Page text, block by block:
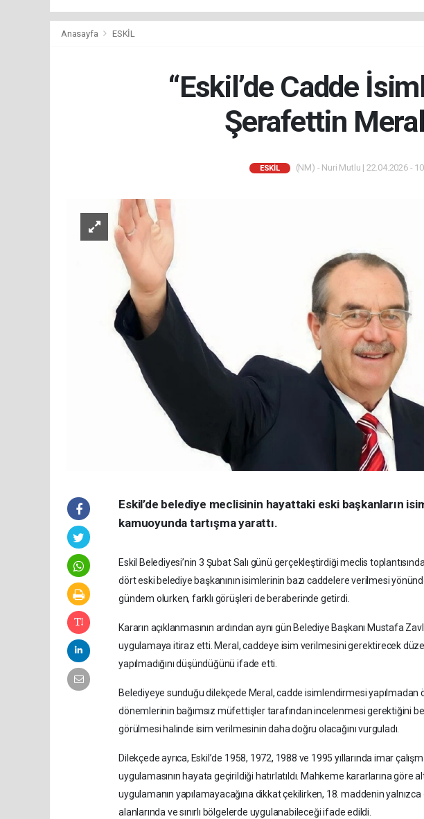
Anasayfa ESKİL
“Eskil’de Cadde
Şerafettin
ESKİL (NM) - Nuri Mutlu | 22.04.2026 -
Eskil’de belediye meclisinin hayattaki eski başkanların
kamuoyunda tartışma yarattı.
Eskil Belediyesi’nin 3 Şubat Salı günü gerçekleştirdiği meclis
dört eski belediye başkanının isimlerinin bazı caddelere verilmesi
gündem olurken, farklı görüşleri de beraberinde getirdi.
Kararın açıklanmasının ardından aynı gün Belediye Başkanı Mustafa
uygulamaya itiraz etti. Meral, caddeye isim verilmesini gerektirecek
yapılmadığını düşündüğünü ifade etti.
Belediyeye sunduğu dilekçede Meral, cadde isimlendirmesi yapılmadan
dönemlerinin bağımsız müfettişler tarafından incelenmesi gerektiğini
görülmesi halinde isim verilmesinin daha doğru olacağını vurguladı.
Dilekçede ayrıca, Eskil’de 1958, 1972, 1988 ve 1995 yıllarında imar
uygulamasının hayata geçirildiği hatırlatıldı. Mahkeme kararlarına göre
uygulamanın yapılamayacağına dikkat çekilirken, 18. maddenin
alanlarında ve sınırlı bölgelerde uygulanabileceği ifade edildi.